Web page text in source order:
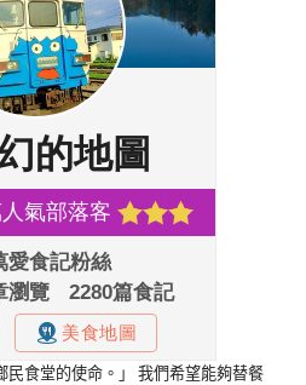
民食堂的使命。」 我們希望能夠替餐